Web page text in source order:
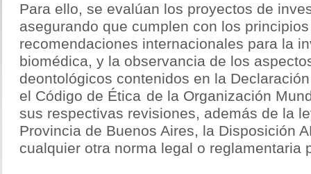
Para ello, se evalúan los proyectos de
asegurando que cumplen con los
recomendaciones internacionales para la
biomédica, y la observancia de los
deontológicos contenidos en la
el Código de Ética de la Organización
sus respectivas revisiones, además de la
Provincia de Buenos Aires, la Disposición
cualquier otra norma legal o reglamentaria